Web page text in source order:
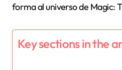
forma al universo de Magic:
Key sections in the